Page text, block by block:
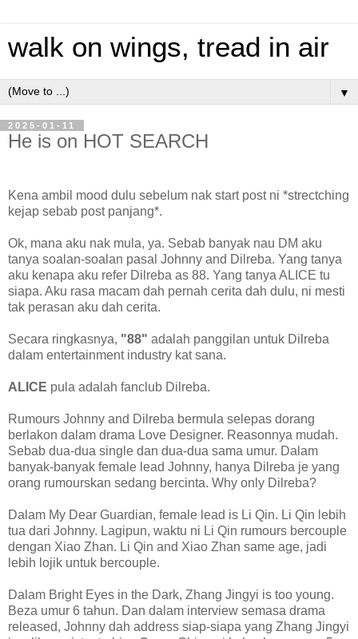
walk on wings, tread in air
▼
2025-01-11
He is on HOT SEARCH
Kena ambil mood dulu sebelum nak start post ni *strectching
kejap sebab post panjang*.
Ok, mana aku nak mula, ya. Sebab banyak nau DM aku
tanya soalan-soalan pasal Johnny and Dilreba. Yang tanya
aku kenapa aku refer Dilreba as 88. Yang tanya ALICE tu
siapa. Aku rasa macam dah pernah cerita dah dulu, ni mesti
tak perasan aku dah cerita.
Secara ringkasnya, "88" adalah panggilan untuk Dilreba
dalam entertainment industry kat sana.
ALICE pula adalah fanclub Dilreba.
Rumours Johnny and Dilreba bermula selepas dorang
berlakon dalam drama Love Designer. Reasonnya mudah.
Sebab dua-dua single dan dua-dua sama umur. Dalam
banyak-banyak female lead Johnny, hanya Dilreba je yang
orang rumourskan sedang bercinta. Why only Dilreba?
Dalam My Dear Guardian, female lead is Li Qin. Li Qin lebih
tua dari Johnny. Lagipun, waktu ni Li Qin rumours bercouple
dengan Xiao Zhan. Li Qin and Xiao Zhan same age, jadi
lebih lojik untuk bercouple.
Dalam Bright Eyes in the Dark, Zhang Jingyi is too young.
Beza umur 6 tahun. Dan dalam interview semasa drama
released, Johnny dah address siap-siapa yang Zhang Jingyi